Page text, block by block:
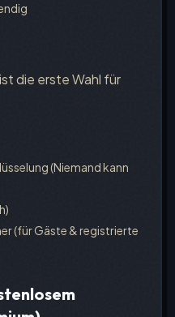
die erste Wahl für
(Niemand kann
(für Gäste & registrierte